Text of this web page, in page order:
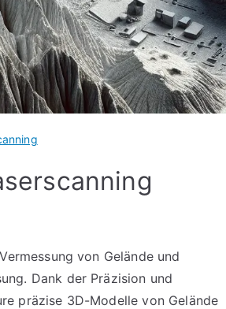
von Gelände und
Dank der Präzision und
präzise 3D-Modelle von Gelände